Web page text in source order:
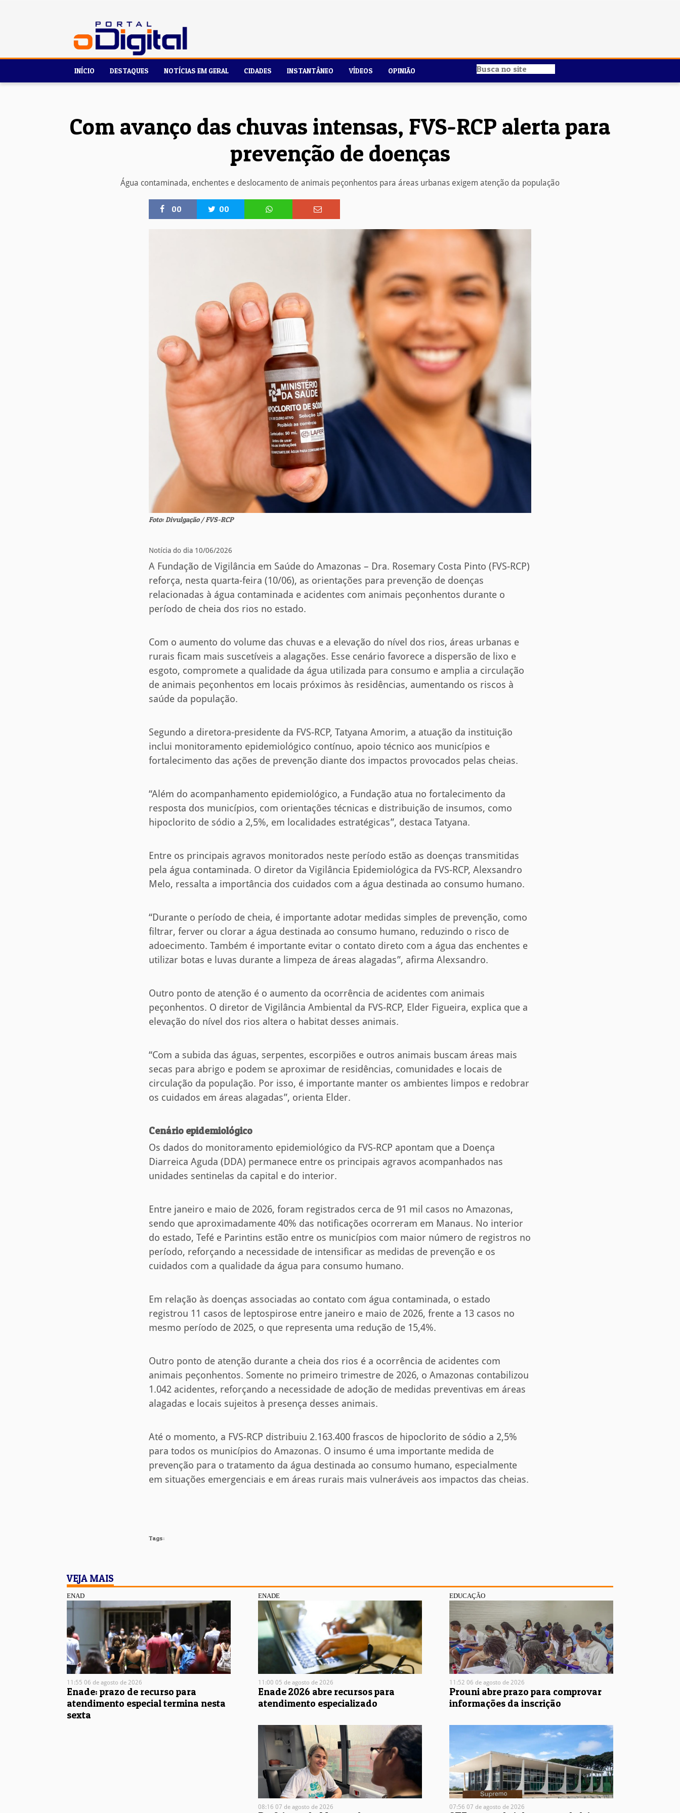
INÍCIO DESTAQUES NOTÍCIAS EM GERAL CIDADES INSTANTÂNEO VÍDEOS OPINIÃO
Com avanço das chuvas intensas, FVS-RCP alerta para
prevenção de doenças
Água contaminada, enchentes e deslocamento de animais peçonhentos para áreas urbanas exigem atenção da população
00 00
Foto: Divulgação / FVS-RCP
Notícia do dia 10/06/2026
A Fundação de Vigilância em Saúde do Amazonas – Dra. Rosemary Costa Pinto (FVS-RCP)
reforça, nesta quarta-feira (10/06), as orientações para prevenção de doenças
relacionadas à água contaminada e acidentes com animais peçonhentos durante o
período de cheia dos rios no estado.
Com o aumento do volume das chuvas e a elevação do nível dos rios, áreas urbanas e
rurais ficam mais suscetíveis a alagações. Esse cenário favorece a dispersão de lixo e
esgoto, compromete a qualidade da água utilizada para consumo e amplia a circulação
de animais peçonhentos em locais próximos às residências, aumentando os riscos à
saúde da população.
Segundo a diretora-presidente da FVS-RCP, Tatyana Amorim, a atuação da instituição
inclui monitoramento epidemiológico contínuo, apoio técnico aos municípios e
fortalecimento das ações de prevenção diante dos impactos provocados pelas cheias.
“Além do acompanhamento epidemiológico, a Fundação atua no fortalecimento da
resposta dos municípios, com orientações técnicas e distribuição de insumos, como
hipoclorito de sódio a 2,5%, em localidades estratégicas”, destaca Tatyana.
Entre os principais agravos monitorados neste período estão as doenças transmitidas
pela água contaminada. O diretor da Vigilância Epidemiológica da FVS-RCP, Alexsandro
Melo, ressalta a importância dos cuidados com a água destinada ao consumo humano.
“Durante o período de cheia, é importante adotar medidas simples de prevenção, como
filtrar, ferver ou clorar a água destinada ao consumo humano, reduzindo o risco de
adoecimento. Também é importante evitar o contato direto com a água das enchentes e
utilizar botas e luvas durante a limpeza de áreas alagadas”, afirma Alexsandro.
Outro ponto de atenção é o aumento da ocorrência de acidentes com animais
peçonhentos. O diretor de Vigilância Ambiental da FVS-RCP, Elder Figueira, explica que a
elevação do nível dos rios altera o habitat desses animais.
“Com a subida das águas, serpentes, escorpiões e outros animais buscam áreas mais
secas para abrigo e podem se aproximar de residências, comunidades e locais de
circulação da população. Por isso, é importante manter os ambientes limpos e redobrar
os cuidados em áreas alagadas”, orienta Elder.
Cenário epidemiológico
Os dados do monitoramento epidemiológico da FVS-RCP apontam que a Doença
Diarreica Aguda (DDA) permanece entre os principais agravos acompanhados nas
unidades sentinelas da capital e do interior.
Entre janeiro e maio de 2026, foram registrados cerca de 91 mil casos no Amazonas,
sendo que aproximadamente 40% das notificações ocorreram em Manaus. No interior
do estado, Tefé e Parintins estão entre os municípios com maior número de registros no
período, reforçando a necessidade de intensificar as medidas de prevenção e os
cuidados com a qualidade da água para consumo humano.
Em relação às doenças associadas ao contato com água contaminada, o estado
registrou 11 casos de leptospirose entre janeiro e maio de 2026, frente a 13 casos no
mesmo período de 2025, o que representa uma redução de 15,4%.
Outro ponto de atenção durante a cheia dos rios é a ocorrência de acidentes com
animais peçonhentos. Somente no primeiro trimestre de 2026, o Amazonas contabilizou
1.042 acidentes, reforçando a necessidade de adoção de medidas preventivas em áreas
alagadas e locais sujeitos à presença desses animais.
Até o momento, a FVS-RCP distribuiu 2.163.400 frascos de hipoclorito de sódio a 2,5%
para todos os municípios do Amazonas. O insumo é uma importante medida de
prevenção para o tratamento da água destinada ao consumo humano, especialmente
em situações emergenciais e em áreas rurais mais vulneráveis aos impactos das cheias.
Tags:
VEJA MAIS
ENAD
11:55 06 de agosto de 2026
Enade: prazo de recurso para
atendimento especial termina nesta
sexta
EDUCAÇÃO
11:52 06 de agosto de 2026
Prouni abre prazo para comprovar
informações da inscrição
ENADE
11:00 05 de agosto de 2026
Enade 2026 abre recursos para
atendimento especializado
08:16 07 de agosto de 2026 07:56 07 de agosto de 2026